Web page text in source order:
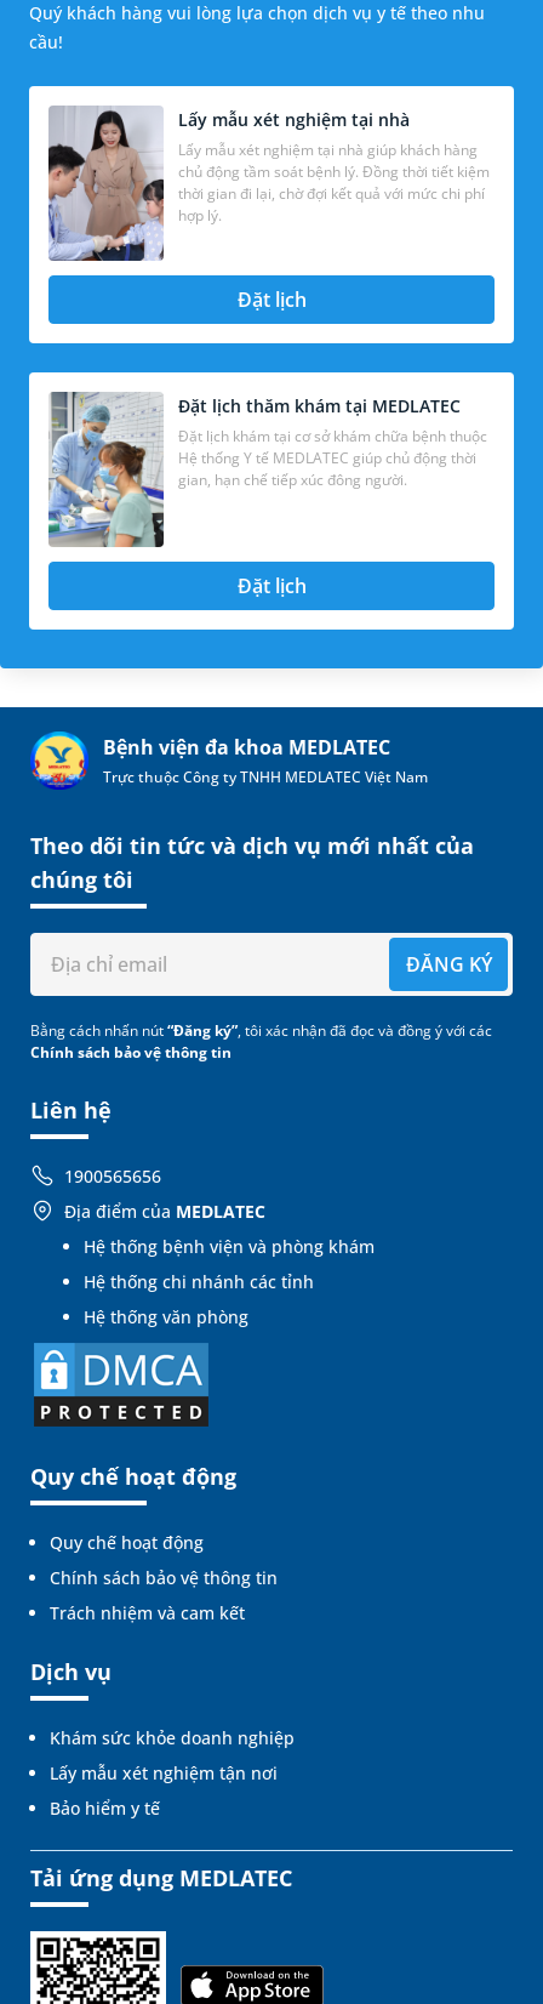
Quý khách hàng vui lòng lựa chọn dịch vụ y tế theo nhu
cầu!
Lấy mẫu xét nghiệm tại nhà
Lấy mẫu xét nghiệm tại nhà giúp khách hàng
chủ động tầm soát bệnh lý. Đồng thời tiết kiệm
thời gian đi lại, chờ đợi kết quả với mức chi phí
hợp lý.
Đặt lịch
Đặt lịch thăm khám tại MEDLATEC
Đặt lịch khám tại cơ sở khám chữa bệnh thuộc
Hệ thống Y tế MEDLATEC giúp chủ động thời
gian, hạn chế tiếp xúc đông người.
Đặt lịch
Bệnh viện đa khoa MEDLATEC
Trực thuộc Công ty TNHH MEDLATEC Việt Nam
Liên hệ
1900565656
Địa điểm của MEDLATEC
Hệ thống bệnh viện và phòng khám
Hệ thống chi nhánh các tỉnh
Hệ thống văn phòng
Quy chế hoạt động
Quy chế hoạt động
Chính sách bảo vệ thông tin
Trách nhiệm và cam kết
Dịch vụ
Khám sức khỏe doanh nghiệp
Lấy mẫu xét nghiệm tận nơi
Bảo hiểm y tế
Theo dõi tin tức và dịch vụ mới nhất của
chúng tôi
ĐĂNG KÝ
Bằng cách nhấn nút“Đăng ký”, tôi xác nhận đã đọc và đồng ý với các
Chính sách bảo vệ thông tin
Tải ứng dụng MEDLATEC